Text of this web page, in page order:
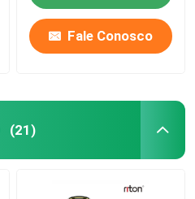
Fale Conosco
(21)